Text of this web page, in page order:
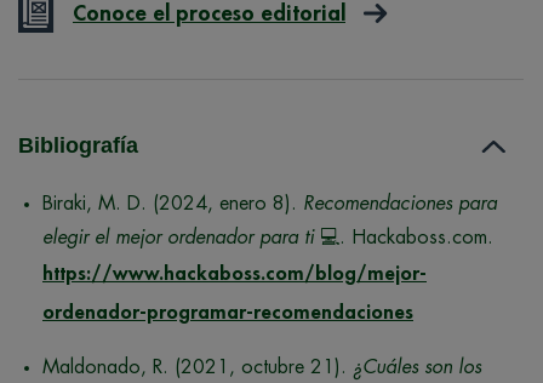
Conoce el proceso editorial
Bibliografía
Biraki, M. D. (2024, enero 8). Recomendaciones para
elegir el mejor ordenador para ti💻. Hackaboss.com.
https://www.hackaboss.com/blog/mejor-
ordenador-programar-recomendaciones
Maldonado, R. (2021, octubre 21). ¿Cuáles son los